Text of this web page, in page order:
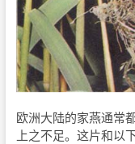
欧洲大陆的家燕通常
上之不足。这片和以